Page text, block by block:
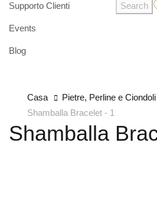
Supporto Clienti
Events
Blog
Search
Casa Pietre, Perline e Ciondoli
Shamballa Bracelet - 1
Shamballa